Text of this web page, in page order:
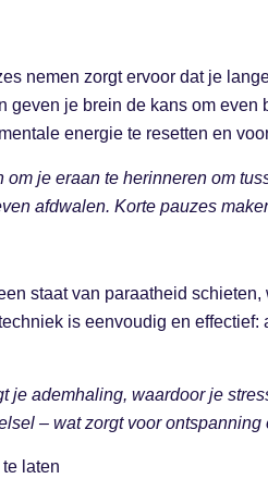
nemen zorgt ervoor dat je
geven je brein de kans om
energie te resetten en
je eraan te herinneren om
afdwalen. Korte pauzes
staat van paraatheid
is eenvoudig en
je ademhaling, waardoor je
– wat zorgt voor
laten